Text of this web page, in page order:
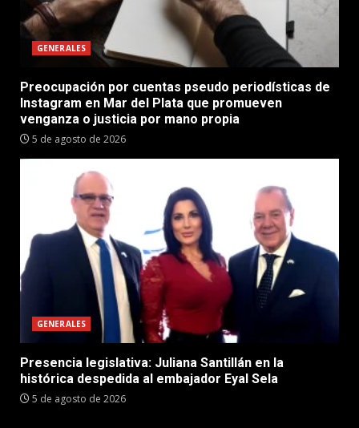
GENERALES
Preocupación por cuentas pseudo periodísticas de
Instagram en Mar del Plata que promueven
venganza o justicia por mano propia
5 de agosto de 2026
GENERALES
Presencia legislativa: Juliana Santillán en la
histórica despedida al embajador Eyal Sela
5 de agosto de 2026